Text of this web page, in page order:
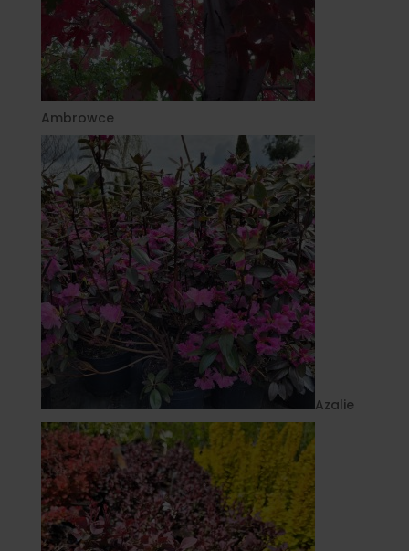
Ambrowce
Azalie